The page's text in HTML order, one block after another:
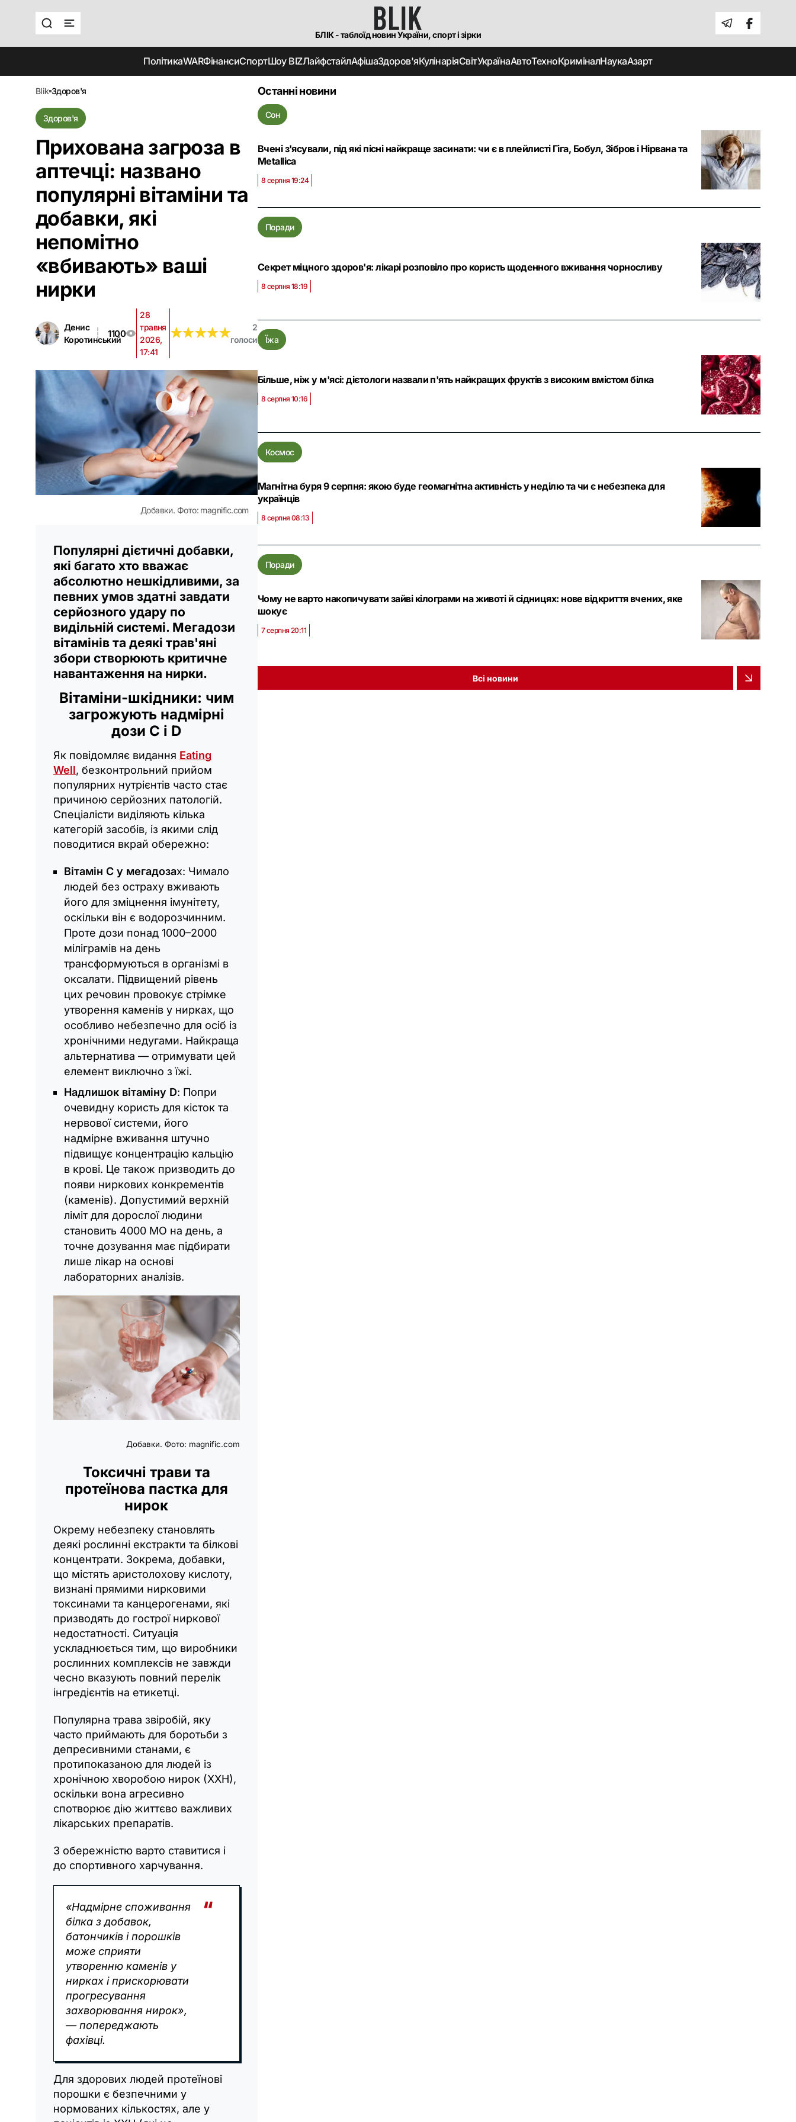
БЛІК - таблоїд новин України, спорт і зірки
ПолітикаWARФінансиСпортШоу BIZЛайфстайлАфішаЗдоров'яКулінаріяСвітУкраїнаАвтоТехноКриміналНаукаАзарт
blik здоров'я
Здоров'я
Прихована загроза в
аптечці: названо
популярні вітаміни та
добавки, які
непомітно
«вбивають» ваші
нирки
Денис
Коротинський
1100
28
травня
2026,
17:41
★★★★★
★★★★★
2
голоси
Добавки. Фото: magnific.com
Популярні дієтичні добавки,
які багато хто вважає
абсолютно нешкідливими, за
певних умов здатні завдати
серйозного удару по
видільній системі. Мегадози
вітамінів та деякі трав'яні
збори створюють критичне
навантаження на нирки.
Вітаміни-шкідники: чим
загрожують надмірні
дози C і D
Як повідомляє видання Eating
Well, безконтрольний прийом
популярних нутрієнтів часто стає
причиною серйозних патологій.
Спеціалісти виділяють кілька
категорій засобів, із якими слід
поводитися вкрай обережно:
Вітамін С у мегадозах: Чимало
людей без остраху вживають
його для зміцнення імунітету,
оскільки він є водорозчинним.
Проте дози понад 1000–2000
міліграмів на день
трансформуються в організмі в
оксалати. Підвищений рівень
цих речовин провокує стрімке
утворення каменів у нирках, що
особливо небезпечно для осіб із
хронічними недугами. Найкраща
альтернатива — отримувати цей
елемент виключно з їжі.
Надлишок вітаміну D: Попри
очевидну користь для кісток та
нервової системи, його
надмірне вживання штучно
підвищує концентрацію кальцію
в крові. Це також призводить до
появи ниркових конкрементів
(каменів). Допустимий верхній
ліміт для дорослої людини
становить 4000 МО на день, а
точне дозування має підбирати
лише лікар на основі
лабораторних аналізів.
Добавки. Фото: magnific.com
Токсичні трави та
протеїнова пастка для
нирок
Окрему небезпеку становлять
деякі рослинні екстракти та білкові
концентрати. Зокрема, добавки,
що містять аристолохову кислоту,
визнані прямими нирковими
токсинами та канцерогенами, які
призводять до гострої ниркової
недостатності. Ситуація
ускладнюється тим, що виробники
рослинних комплексів не завжди
чесно вказують повний перелік
інгредієнтів на етикетці.
Популярна трава звіробій, яку
часто приймають для боротьби з
депресивними станами, є
протипоказаною для людей із
хронічною хворобою нирок (ХХН),
оскільки вона агресивно
спотворює дію життєво важливих
лікарських препаратів.
З обережністю варто ставитися і
до спортивного харчування.
«Надмірне споживання
білка з добавок,
батончиків і порошків
може сприяти
утворенню каменів у
нирках і прискорювати
прогресування
захворювання нирок»,
— попереджають
фахівці.
Для здорових людей протеїнові
порошки є безпечними у
нормованих кількостях, але у
Останні новини
Сон
Вчені з'ясували, під які пісні найкраще засинати: чи є в плейлисті Гіга, Бобул, Зібров і Нірвана та
Metallica
8 серпня 19:24
Поради
Секрет міцного здоров'я: лікарі розповіло про користь щоденного вживання чорносливу
8 серпня 18:19
Їжа
Більше, ніж у м'ясі: дієтологи назвали п'ять найкращих фруктів з високим вмістом білка
8 серпня 10:16
Космос
Магнітна буря 9 серпня: якою буде геомагнітна активність у неділю та чи є небезпека для
українців
8 серпня 08:13
Поради
Чому не варто накопичувати зайві кілограми на животі й сідницях: нове відкриття вчених, яке
шокує
7 серпня 20:11
Всі новини